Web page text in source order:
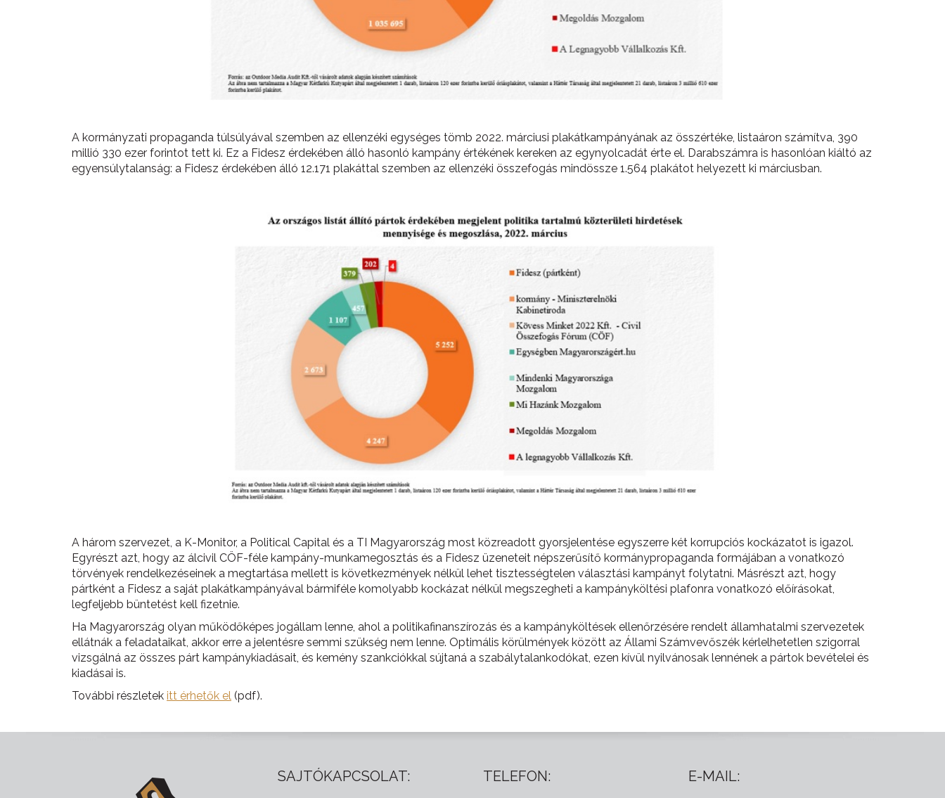
A kormányzati propaganda túlsúlyával szemben az ellenzéki egységes tömb 2022. márciusi plakátkampányának az összértéke, listaáron számítva, 390
millió 330 ezer forintot tett ki. Ez a Fidesz érdekében álló hasonló kampány értékének kereken az egynyolcadát érte el. Darabszámra is hasonlóan kiáltó az
egyensúlytalanság: a Fidesz érdekében álló 12.171 plakáttal szemben az ellenzéki összefogás mindössze 1.564 plakátot helyezett ki márciusban.
A három szervezet, a K-Monitor, a Political Capital és a TI Magyarország most közreadott gyorsjelentése egyszerre két korrupciós kockázatot is igazol.
Egyrészt azt, hogy az álcivil CÖF-féle kampány-munkamegosztás és a Fidesz üzeneteit népszerűsítő kormánypropaganda formájában a vonatkozó
törvények rendelkezéseinek a megtartása mellett is következmények nélkül lehet tisztességtelen választási kampányt folytatni. Másrészt azt, hogy
pártként a Fidesz a saját plakátkampányával bármiféle komolyabb kockázat nélkül megszegheti a kampányköltési plafonra vonatkozó előírásokat,
legfeljebb büntetést kell fizetnie.
Ha Magyarország olyan működőképes jogállam lenne, ahol a politikafinanszírozás és a kampányköltések ellenőrzésére rendelt államhatalmi szervezetek
ellátnák a feladataikat, akkor erre a jelentésre semmi szükség nem lenne. Optimális körülmények között az Állami Számvevőszék kérlelhetetlen szigorral
vizsgálná az összes párt kampánykiadásait, és kemény szankciókkal sújtaná a szabálytalankodókat, ezen kívül nyilvánosak lennének a pártok bevételei és
kiadásai is.
További részletek itt érhetők el (pdf).
SAJTÓKAPCSOLAT: TELEFON: E-MAIL: